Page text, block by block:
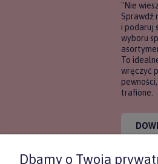
"Nie
Sprawdź
i podaruj
wyboru
To
wręczyć
trafione.
Dbamy o Twoją